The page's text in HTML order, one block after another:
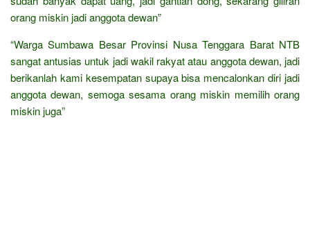
orang miskin jadi anggota dewan”
“Warga Sumbawa Besar Provinsi Nusa Tenggara Barat NTB
sangat antusias untuk jadi wakil rakyat atau anggota dewan, jadi
berikanlah kami kesempatan supaya bisa mencalonkan diri jadi
anggota dewan, semoga sesama orang miskin memilih orang
miskin juga”